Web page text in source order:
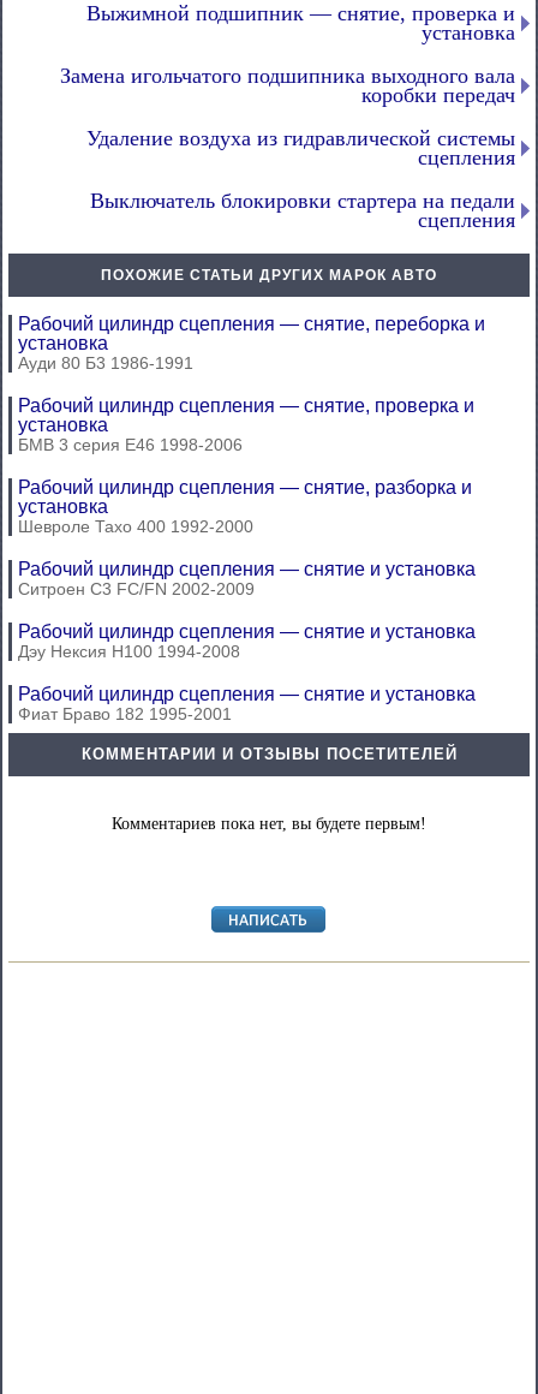
Выжимной подшипник — снятие, проверка и
установка
Замена игольчатого подшипника выходного вала
коробки передач
Удаление воздуха из гидравлической системы
сцепления
Выключатель блокировки стартера на педали
сцепления
ПОХОЖИЕ СТАТЬИ ДРУГИХ МАРОК АВТО
Рабочий цилиндр сцепления — снятие, переборка и
установка
Ауди 80 Б3 1986-1991
Рабочий цилиндр сцепления — снятие, проверка и
установка
БМВ 3 серия Е46 1998-2006
Рабочий цилиндр сцепления — снятие, разборка и
установка
Шевроле Тахо 400 1992-2000
Рабочий цилиндр сцепления — снятие и установка
Ситроен С3 FC/FN 2002-2009
Рабочий цилиндр сцепления — снятие и установка
Дэу Нексия Н100 1994-2008
Рабочий цилиндр сцепления — снятие и установка
Фиат Браво 182 1995-2001
КОММЕНТАРИИ И ОТЗЫВЫ ПОСЕТИТЕЛЕЙ
Комментариев пока нет, вы будете первым!